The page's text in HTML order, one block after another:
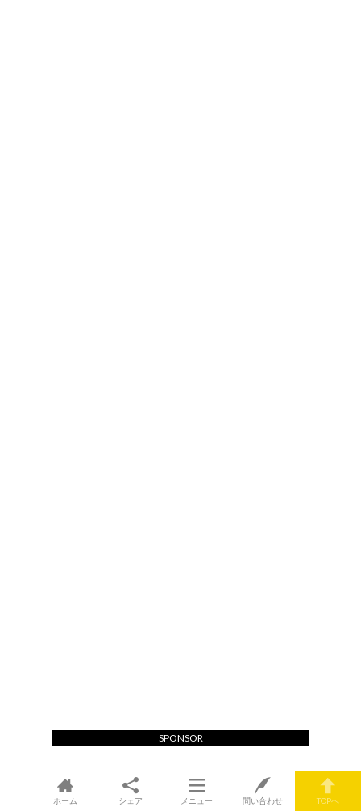
SPONSOR
ホーム シェア メニュー 問い合わせ TOPへ